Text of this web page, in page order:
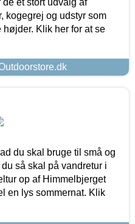
kogegrej og udstyr som
Klik her for at se
du skal bruge til små og
så skal på vandretur i
op af Himmelbjerget
en lys sommernat. Klik